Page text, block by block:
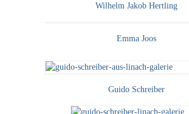
Wilhelm Jakob Hertling
Emma Joos
Guido Schreiber